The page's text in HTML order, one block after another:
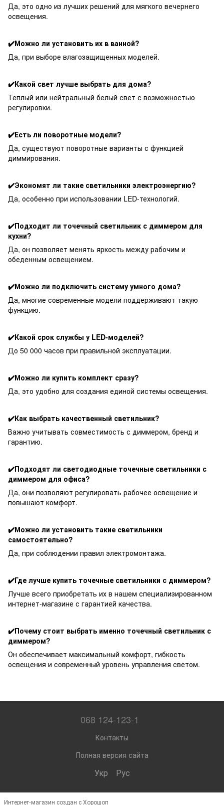
Да, это одно из лучших решений для мягкого вечернего
освещения.
✔️Можно ли установить их в ванной?
Да, при выборе влагозащищенных моделей.
✔️Какой свет лучше выбрать для дома?
Теплый или нейтральный белый свет с возможностью
регулировки.
✔️Есть ли поворотные модели?
Да, существуют поворотные варианты с функцией
диммирования.
✔️Экономят ли такие светильники электроэнергию?
Да, особенно при использовании LED-технологий.
✔️Подходит ли точечный светильник с диммером для
кухни?
Да, он позволяет менять яркость между рабочим и
обеденным освещением.
✔️Можно ли подключить систему умного дома?
Да, многие современные модели поддерживают такую
функцию.
✔️Какой срок службы у LED-моделей?
До 50 000 часов при правильной эксплуатации.
✔️Можно ли купить комплект сразу?
Да, это удобно для создания единой системы освещения.
✔️Как выбрать качественный светильник?
Важно учитывать совместимость с диммером, бренд и
гарантию.
✔️Подходят ли светодиодные точечные светильники с
диммером для офиса?
Да, они позволяют регулировать рабочее освещение и
повышают комфорт.
✔️Можно ли установить такие светильники
самостоятельно?
Да, при соблюдении правил электромонтажа.
✔️Где лучше купить точечные светильники с диммером?
Лучше всего приобретать их в нашем специализированном
интернет-магазине с гарантией качества.
✔️Почему стоит выбрать именно точечный светильник с
диммером?
Он обеспечивает максимальный комфорт, гибкость
освещения и современный уровень управления светом.
068 124-123-1
Контакты
Полная версия сайта
Укр Рус
Интернет-магазин создан с Хорошоп